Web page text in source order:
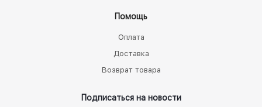
Помощь
Оплата
Доставка
Возврат товара
Подписаться на новости